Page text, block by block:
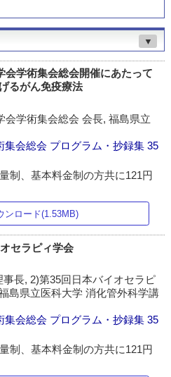
▼
会学術集会総会開催にあたって
るがん免疫療法
会学術集会総会 会長, 福島県立
集会総会 プログラム・抄録集 35
制、基本料金制の方共に121円
ンロード(1.53MB)
セラピィ学会
長, 2)第35回日本バイオセラピ
島県立医科大学 消化管外科学講
集会総会 プログラム・抄録集 35
制、基本料金制の方共に121円